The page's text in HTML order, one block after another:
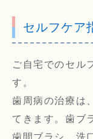
セルフケア
ご自宅でのセル
す。
歯周病の治療は
てきます。歯ブ
歯間ブラシ、洗